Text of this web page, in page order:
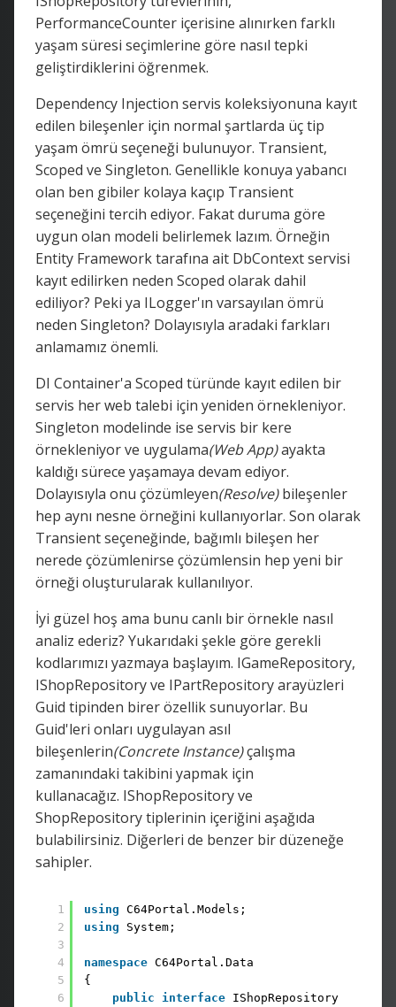
PerformanceCounter içerisine alınırken farklı
yaşam süresi seçimlerine göre nasıl tepki
geliştirdiklerini öğrenmek.
Dependency Injection servis koleksiyonuna kayıt
edilen bileşenler için normal şartlarda üç tip
yaşam ömrü seçeneği bulunuyor. Transient,
Scoped ve Singleton. Genellikle konuya yabancı
olan ben gibiler kolaya kaçıp Transient
seçeneğini tercih ediyor. Fakat duruma göre
uygun olan modeli belirlemek lazım. Örneğin
Entity Framework tarafına ait DbContext servisi
kayıt edilirken neden Scoped olarak dahil
ediliyor? Peki ya ILogger'ın varsayılan ömrü
neden Singleton? Dolayısıyla aradaki farkları
anlamamız önemli.
DI Container'a Scoped türünde kayıt edilen bir
servis her web talebi için yeniden örnekleniyor.
Singleton modelinde ise servis bir kere
örnekleniyor ve uygulama(Web App)ayakta
kaldığı sürece yaşamaya devam ediyor.
Dolayısıyla onu çözümleyen(Resolve)bileşenler
hep aynı nesne örneğini kullanıyorlar. Son olarak
Transient seçeneğinde, bağımlı bileşen her
nerede çözümlenirse çözümlensin hep yeni bir
örneği oluşturularak kullanılıyor.
İyi güzel hoş ama bunu canlı bir örnekle nasıl
analiz ederiz? Yukarıdaki şekle göre gerekli
kodlarımızı yazmaya başlayım. IGameRepository,
IShopRepository ve IPartRepository arayüzleri
Guid tipinden birer özellik sunuyorlar. Bu
Guid'leri onları uygulayan asıl
bileşenlerin(Concrete Instance)çalışma
zamanındaki takibini yapmak için
kullanacağız. IShopRepository ve
ShopRepository tiplerinin içeriğini aşağıda
bulabilirsiniz. Diğerleri de benzer bir düzeneğe
sahipler.
1
2
3
4
5
6
using C64Portal.Models;
using
System;
namespace C64Portal.Data
{
public
interface IShopRepository